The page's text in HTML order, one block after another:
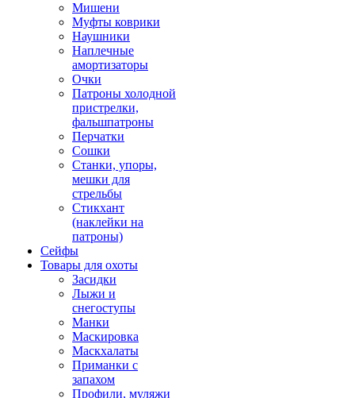
Мишени
Муфты коврики
Наушники
Наплечные
амортизаторы
Очки
Патроны холодной
пристрелки,
фальшпатроны
Перчатки
Сошки
Станки, упоры,
мешки для
стрельбы
Стикхант
(наклейки на
патроны)
Сейфы
Товары для охоты
Засидки
Лыжи и
снегоступы
Манки
Маскировка
Маскхалаты
Приманки с
запахом
Профили, муляжи